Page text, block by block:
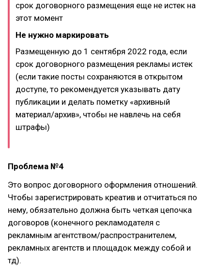
срок договорного размещения еще не истек на
этот момент
Не нужно маркировать
Размещенную до 1 сентября 2022 года, если
срок договорного размещения рекламы истек
(если такие посты сохраняются в открытом
доступе, то рекомендуется указывать дату
публикации и делать пометку «архивный
материал/архив», чтобы не навлечь на себя
штрафы)
Проблема №4
Это вопрос договорного оформления отношений.
Чтобы зарегистрировать креатив и отчитаться по
нему, обязательно должна быть четкая цепочка
договоров (конечного рекламодателя с
рекламным агентством/распространителем,
рекламных агентств и площадок между собой и
тд).